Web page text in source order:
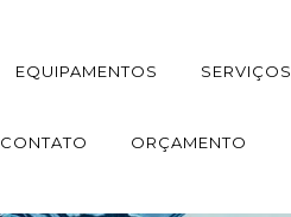
EQUIPAMENTOS SERVIÇOS
CONTATO ORÇAMENTO